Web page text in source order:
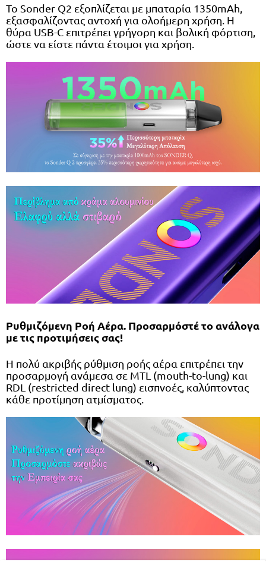
Το Sonder Q2 εξοπλίζεται με μπαταρία 1350mAh,
εξασφαλίζοντας αντοχή για ολοήμερη χρήση. Η
θύρα USB-C επιτρέπει γρήγορη και βολική φόρτιση,
ώστε να είστε πάντα έτοιμοι για χρήση.
Ρυθμιζόμενη Ροή Αέρα. Προσαρμόστέ το ανάλογα
με τις προτιμήσεις σας!
Η πολύ ακριβής ρύθμιση ροής αέρα επιτρέπει την
προσαρμογή ανάμεσα σε MTL (mouth-to-lung) και
RDL (restricted direct lung) εισπνοές, καλύπτοντας
κάθε προτίμηση ατμίσματος.